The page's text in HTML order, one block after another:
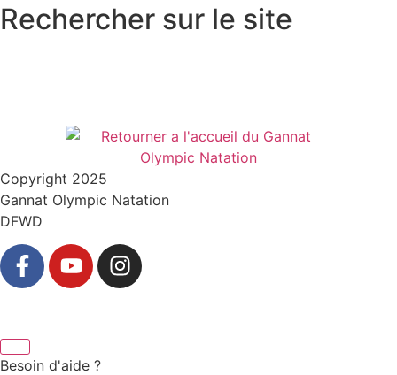
Rechercher sur le site
Copyright 2025
Gannat Olympic Natation
DFWD
Besoin d'aide ?